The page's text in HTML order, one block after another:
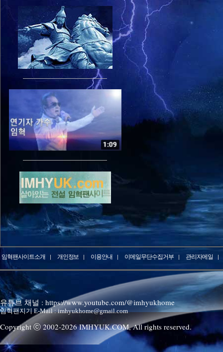
임혁팬사이트소개 개인정보 이용안내 이메일무단수집거부 관리자메일
유튜브 채널 : https://www.youtube.com/@imhyukhome
임혁팬지기 E-Mail : imhyukhome@gmail.com
Copyright ⓒ 2002-2026IMHYUK.COM,All rights reserved.